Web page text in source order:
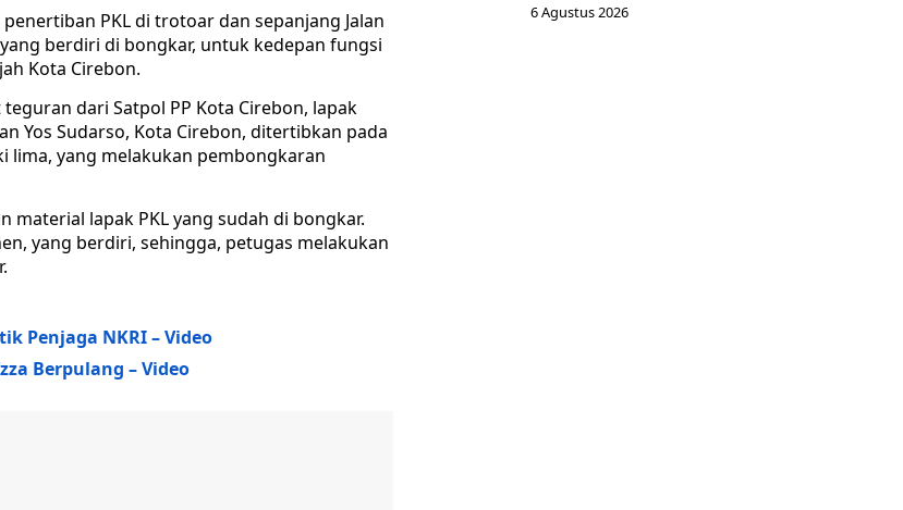
PKL di trotoar dan sepanjang Jalan
berdiri di bongkar, untuk kedepan fungsi
Kota Cirebon.
dari Satpol PP Kota Cirebon, lapak
Yos Sudarso, Kota Cirebon, ditertibkan pada
lima, yang melakukan pembongkaran
material lapak PKL yang sudah di bongkar.
yang berdiri, sehingga, petugas melakukan
Penjaga NKRI – Video
Berpulang – Video
6 Agustus 2026